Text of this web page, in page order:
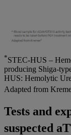
*STEC-HUS –
producing Shiga-
HUS: Hemolytic
Adapted from
Tests and
suspected